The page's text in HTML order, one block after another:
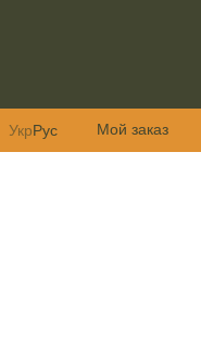
УкрРус Мой заказ